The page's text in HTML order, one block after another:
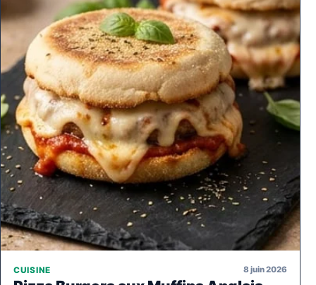
CUISINE 8 juin 2026